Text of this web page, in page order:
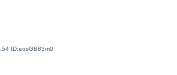
ID:eosGB83m0